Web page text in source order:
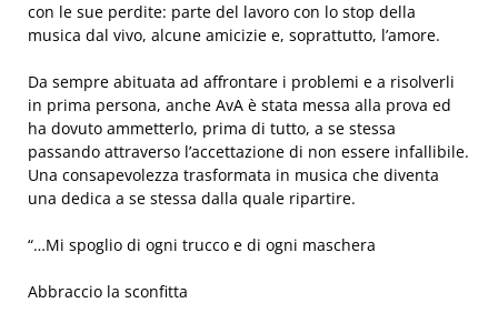
con le sue perdite: parte del lavoro con lo stop della
musica dal vivo, alcune amicizie e, soprattutto, l’amore.
Da sempre abituata ad affrontare i problemi e a risolverli
in prima persona, anche AvA è stata messa alla prova ed
ha dovuto ammetterlo, prima di tutto, a se stessa
passando attraverso l’accettazione di non essere infallibile.
Una consapevolezza trasformata in musica che diventa
una dedica a se stessa dalla quale ripartire.
“…Mi spoglio di ogni trucco e di ogni maschera
Abbraccio la sconfitta